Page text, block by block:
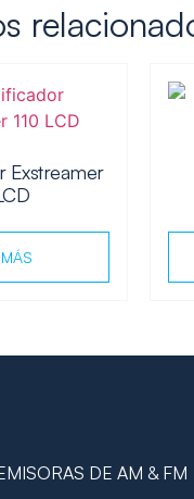
Exstreamer
DE AM & FM